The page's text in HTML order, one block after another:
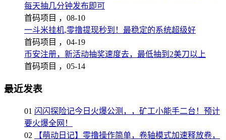
每天抽几分钟发布即可
首码项目 ， 08-10
一斗米挂机,零撸提现秒到！最稳定的系统超级好
首码项目 ， 04-19
币安注册，新活动抽奖速度去，最低抽到2美刀以上
首码项目 ， 05-14
最近发表
01 闪闪探险记今日火爆公测，，矿工小能手二台！预计
要火爆全网！
02
【萌动日记】零撸操作简单，卷轴模式加速释放卷，